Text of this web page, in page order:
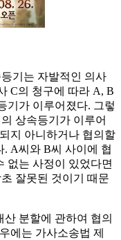
기는 자발적인 의사
C의 청구에 따라 A, B
기가 이루어졌다. 그렇
상속등기가 이루어
지 아니하거나 협의할
. A씨와 B씨 사이에 협
없는 사정이 있었다면
잘못된 것이기 때문
분할에 관하여 협의
에는 가사소송법 제